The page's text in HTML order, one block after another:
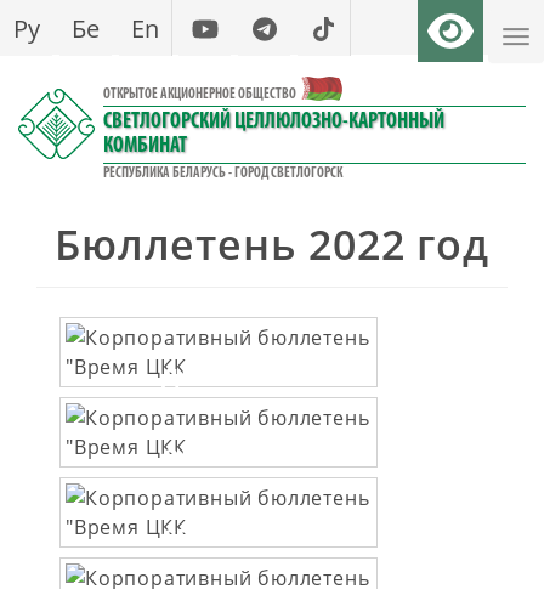
Перейти
содержанию
Ру Бе En
ОТКРЫТОЕ АКЦИОНЕРНОЕ ОБЩЕСТВО
СВЕТЛОГОРСКИЙ ЦЕЛЛЮЛОЗНО-КАРТОННЫЙ
КОМБИНАТ
РЕСПУБЛИКА БЕЛАРУСЬ - ГОРОД СВЕТЛОГОРСК
Бюллетень 2022 год
ДЕК 2022
№26
ОКТ 2022
№25
СЕН 2022
№24